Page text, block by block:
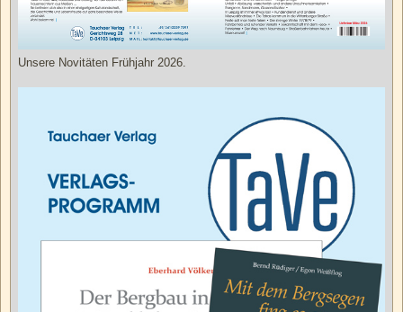
Unsere Novitäten Frühjahr 2026.